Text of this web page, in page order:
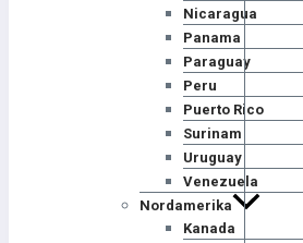
Nicaragua
Panama
Paraguay
Peru
Puerto Rico
Surinam
Uruguay
Venezuela
Nordamerika
Kanada